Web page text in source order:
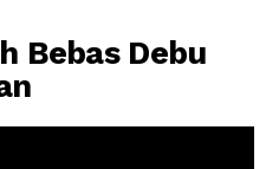
Bebas Debu